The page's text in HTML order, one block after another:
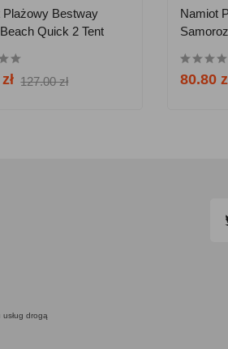
Plażowy Bestway
Quick 2 Tent
127.00 zł
Namiot
80.80
drogą